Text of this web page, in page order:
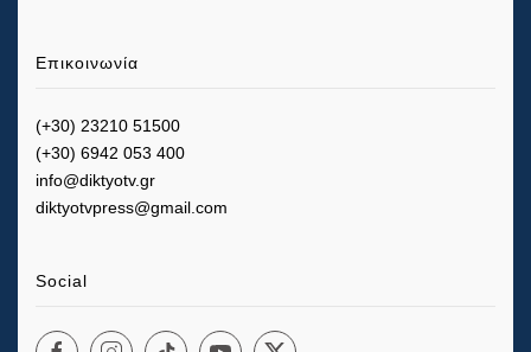
Επικοινωνία
(+30) 23210 51500
(+30) 6942 053 400
info@diktyotv.gr
diktyotvpress@gmail.com
Social